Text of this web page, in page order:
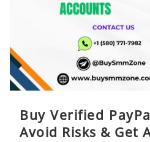
Buy Verified
Avoid Risks & Get